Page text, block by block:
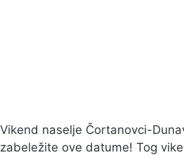
Vikend naselje Čortanovci-
zabeležite ove datume! Tog